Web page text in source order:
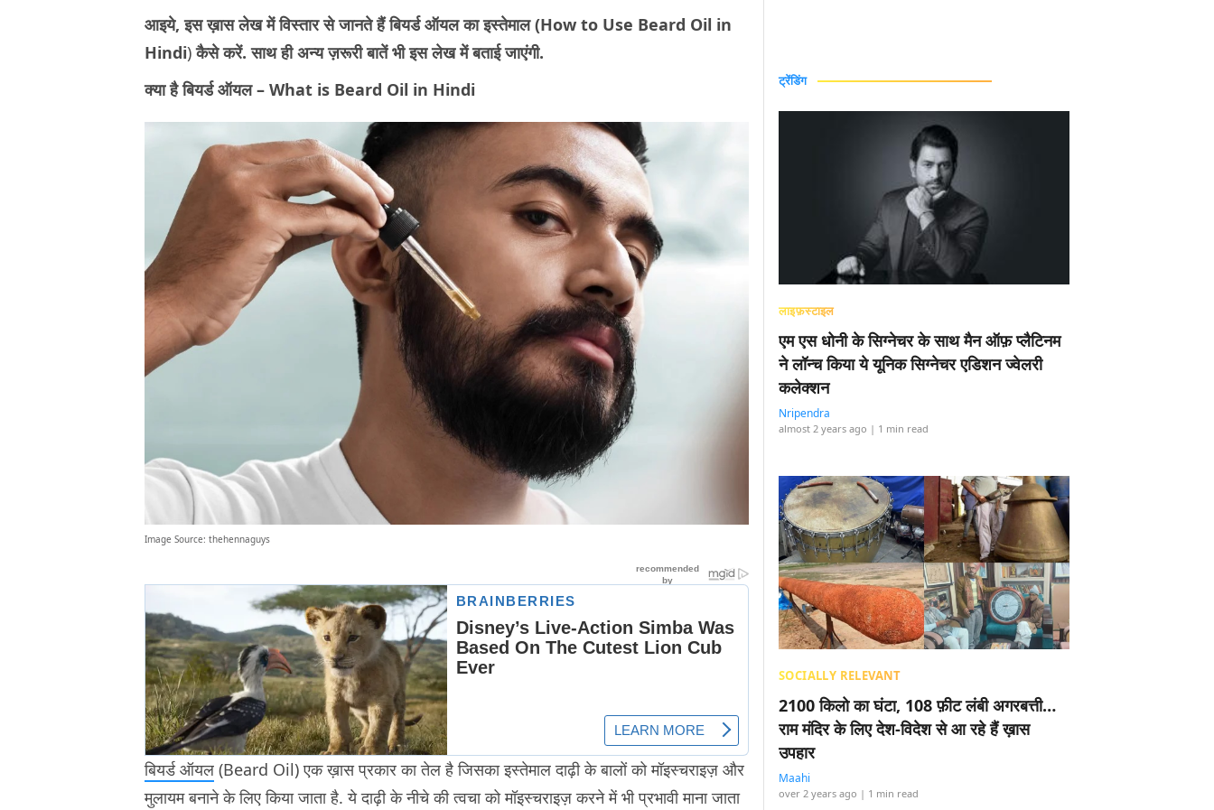
आइये, इस ख़ास लेख में विस्तार से जानते हैं बियर्ड ऑयल का इस्तेमाल (How to Use Beard Oil in
Hindi)कैसे करें. साथ ही अन्य ज़रूरी बातें भी इस लेख में बताई जाएंगी.
क्या है बियर्ड ऑयल – What is Beard Oil in Hindi
Image Source: thehennaguys
बियर्ड ऑयल (Beard Oil) एक ख़ास प्रकार का तेल है जिसका इस्तेमाल दाढ़ी के बालों को मॉइस्चराइज़ और
मुलायम बनाने के लिए किया जाता है. ये दाढ़ी के नीचे की त्वचा को मॉइस्चराइज़ करने में भी प्रभावी माना जाता
ट्रेंडिंग
लाइफ़स्टाइल
एम एस धोनी के सिग्नेचर के साथ मैन ऑफ़ प्लैटिनम
ने लॉन्च किया ये यूनिक सिग्नेचर एडिशन ज्वेलरी
कलेक्शन
Nripendra
almost 2 years ago | 1 min read
SOCIALLY RELEVANT
2100 किलो का घंटा, 108 फ़ीट लंबी अगरबत्ती…
राम मंदिर के लिए देश-विदेश से आ रहे हैं ख़ास
उपहार
Maahi
over 2 years ago | 1 min read